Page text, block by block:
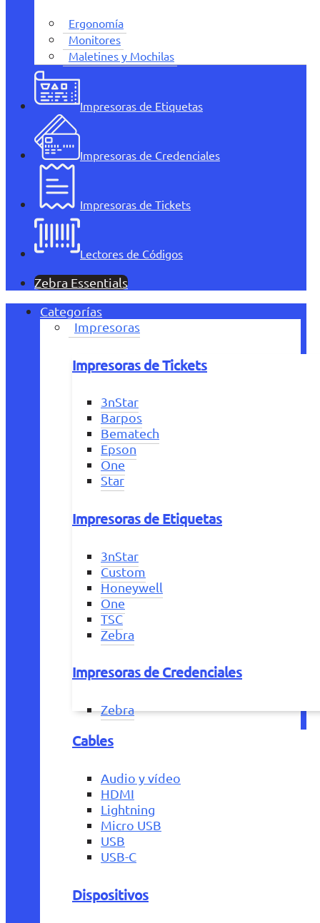
Ergonomía
Monitores
Maletines y Mochilas
Impresoras de Etiquetas
Impresoras de Credenciales
Impresoras de Tickets
Lectores de Códigos
Zebra Essentials
Categorías
Impresoras
Impresoras de Tickets
3nStar
Barpos
Bematech
Epson
One
Star
Impresoras de Etiquetas
3nStar
Custom
Honeywell
One
TSC
Zebra
Impresoras de Credenciales
Zebra
Cables
Audio y vídeo
HDMI
Lightning
Micro USB
USB
USB-C
Dispositivos